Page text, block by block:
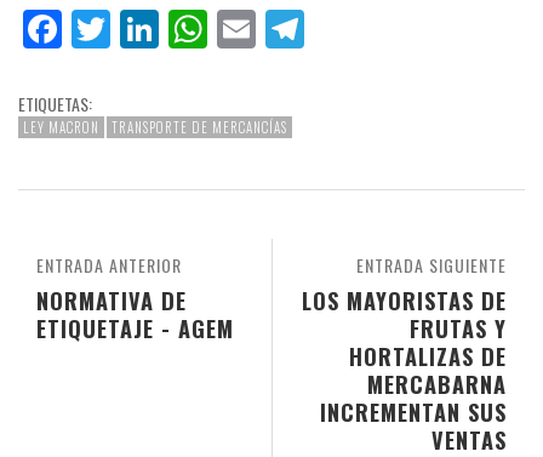
Facebook
Twitter
LinkedIn
WhatsApp
Email
ETIQUETAS:
LEY MACRON TRANSPORTE DE MERCANCÍAS
ENTRADA SIGUIENTE
LOS MAYORISTAS DE
FRUTAS Y
HORTALIZAS DE
MERCABARNA
INCREMENTAN SUS
VENTAS
ENTRADA ANTERIOR
NORMATIVA DE
ETIQUETAJE - AGEM